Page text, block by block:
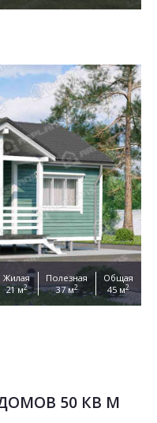
Жилая
21 м2
Полезная
37 м2
Общая
45 м2
50 КВ М